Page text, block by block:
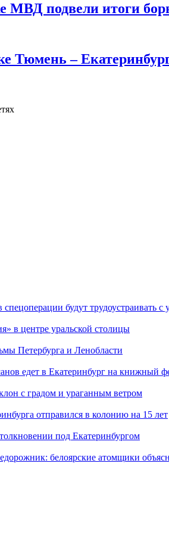
МВД подвели итоги
Тюмень –
будут трудоустраивать с
в центре уральской столицы
Петербурга и Ленобласти
едет в Екатеринбург на книжный
с градом и ураганным ветром
отправился в колонию на 15 лет
под Екатеринбургом
белоярские атомщики